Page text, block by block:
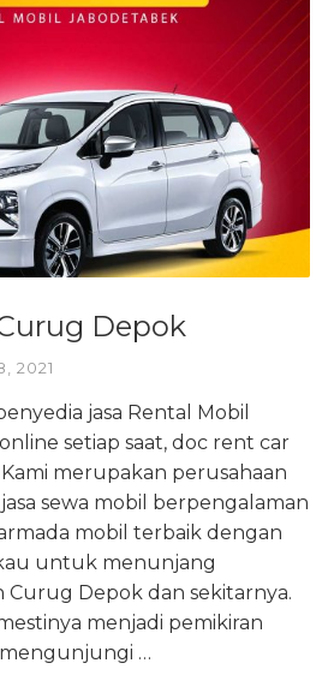
Depok
2021
jasa Rental Mobil
setiap saat, doc rent car
merupakan perusahaan
sewa mobil berpengalaman
mobil terbaik dengan
untuk menunjang
Curug Depok dan sekitarnya.
menjadi pemikiran
…